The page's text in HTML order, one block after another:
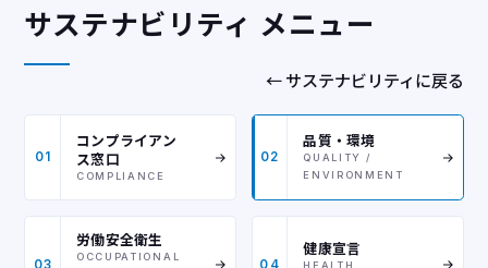
サステナビリティ メニュー
← サステナビリティに戻る
01
コンプライアン
ス窓口
COMPLIANCE
02
品質・環境
QUALITY /
ENVIRONMENT
03
労働安全衛生
OCCUPATIONAL
04
健康宣言
HEALTH